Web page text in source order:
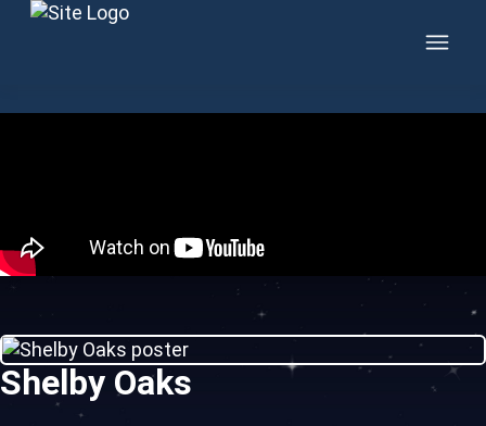
Skip to content
Shelby Oaks